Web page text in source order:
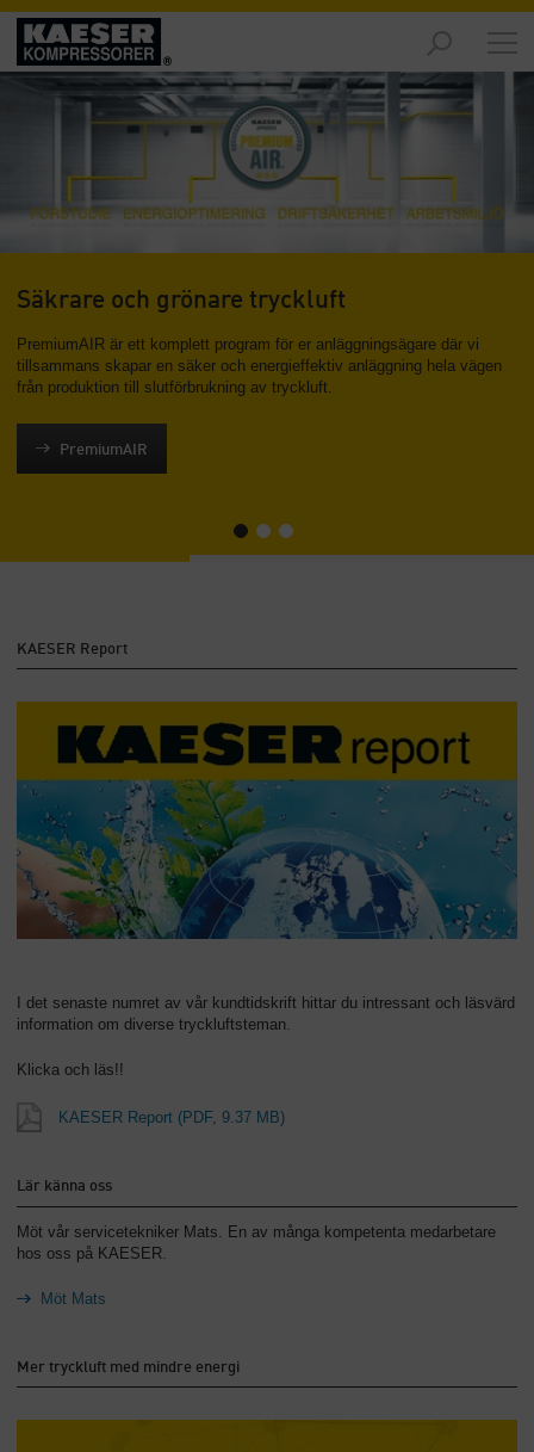
Marknader
Översikt
Produkter
Översikt
-
Service
-
Översikt
Företaget
Säkrare och grönare tryckluft
PremiumAIR är ett komplett program för er anläggningsägare där vi
tillsammans skapar en säker och energieffektiv anläggning hela vägen
från produktion till slutförbrukning av tryckluft.
PremiumAIR
KAESER Report
I det senaste numret av vår kundtidskrift hittar du intressant och läsvärd
information om diverse tryckluftsteman.
Klicka och läs!!
KAESER Report (PDF, 9.37 MB)
Lär känna oss
Möt vår servicetekniker Mats. En av många kompetenta medarbetare
hos oss på KAESER.
Möt Mats
Mer tryckluft med mindre energi